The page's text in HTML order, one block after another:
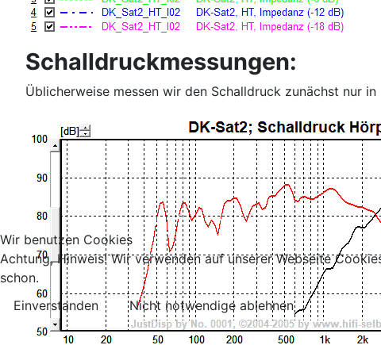
Schalldruckmessungen:
Üblicherweise messen wir den Schalldruck zunächst nur
Wir benutzen Cookies
Achtung, Hinweis! Wir verwenden auf unserer Webseite
schon.
Einverstanden
Nicht notwendige ablehnen